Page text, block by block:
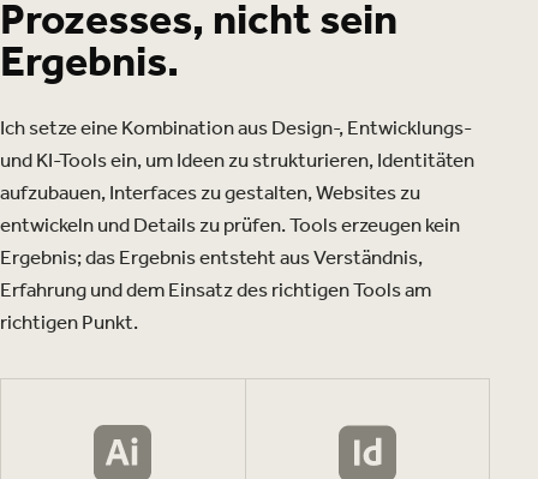
Prozesses, nicht sein
Ergebnis.
Ich setze eine Kombination aus Design-, Entwicklungs-
und KI-Tools ein, um Ideen zu strukturieren, Identitäten
aufzubauen, Interfaces zu gestalten, Websites zu
entwickeln und Details zu prüfen. Tools erzeugen kein
Ergebnis; das Ergebnis entsteht aus Verständnis,
Erfahrung und dem Einsatz des richtigen Tools am
richtigen Punkt.